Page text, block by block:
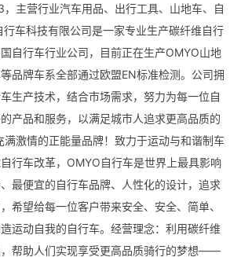
主营行业汽车用品、出行工具、山地车、自
车科技有限公司是一家专业生产碳纤维自行
自行车行业公司，目前正在生产OMYO山地
品牌车系全部通过欧盟EN标准检测。公司拥
生产技术，结合市场需求，努力为每一位自
产品和服务，以满足城市人追求更高品质的
满激情的正能量品牌！致力于运动与和谐制车
行车改革，OMYO自行车是世界上最具影响
最便宜的自行车品牌、人性化的设计，追求
希望给每一位客户带来安全、安全、简单、
运动自我的自行车。经营理念：利用碳纤维
帮助人们实现享受更高品质骑行的梦想——